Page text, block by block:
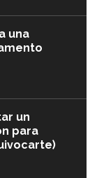
una
un
para